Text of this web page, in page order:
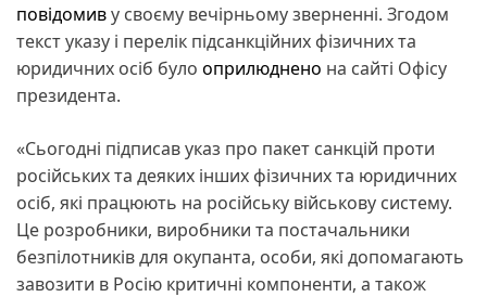
повідомиву своєму вечірньому зверненні. Згодом
текст указу і перелік підсанкційних фізичних та
юридичних осіб було оприлюднено на сайті Офісу
президента.
«Сьогодні підписав указ про пакет санкцій проти
російських та деяких інших фізичних та юридичних
осіб, які працюють на російську військову систему.
Це розробники, виробники та постачальники
безпілотників для окупанта, особи, які допомагають
завозити в Росію критичні компоненти, а також